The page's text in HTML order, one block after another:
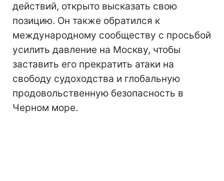
действий, открыто высказать свою
позицию. Он также обратился к
международному сообществу с просьбой
усилить давление на Москву, чтобы
заставить его прекратить атаки на
свободу судоходства и глобальную
продовольственную безопасность в
Черном море.